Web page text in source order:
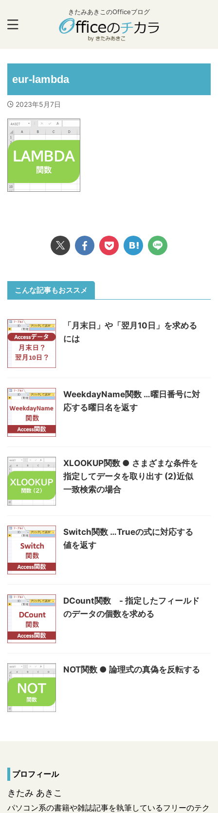
きたみあきこのOfficeブログ
eur-lambda
2023年5月7日
こんな記事もおススメ
「月末日」や「翌月10日」を求める
には
WeekdayName関数 …曜日番号に対
応する曜日名を返す
XLOOKUP関数 ● さまざまな条件を
指定してデータを取り出す (2)近似
一致検索の場合
Switch関数 …Trueの式に対応する
値を返す
DCount関数 - 指定したフィールド
のデータの個数を求める
NOT関数 ● 論理式の真偽を反転する
プロフィール
きたみ あきこ
パソコン系の書籍や雑誌記事を執筆しているフリーのテク